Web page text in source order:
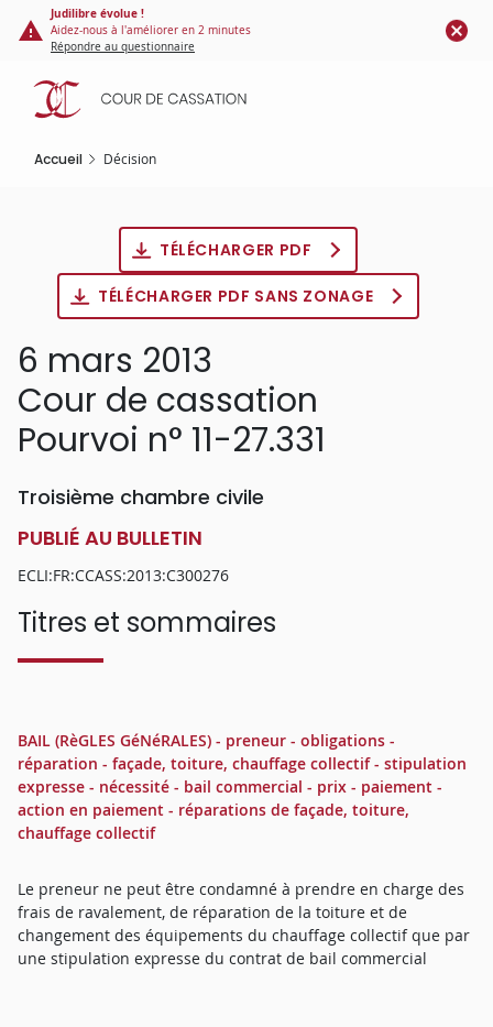
Panneau de gestion des cookies
contenu
principal
Judilibre évolue !
Aidez-nous à l'améliorer en 2 minutes
Répondre au questionnaire
Accueil Décision
TÉLÉCHARGER PDF
TÉLÉCHARGER PDF SANS ZONAGE
6 mars 2013
Cour de cassation
Pourvoi n° 11-27.331
Troisième chambre civile
PUBLIÉ AU BULLETIN
ECLI:FR:CCASS:2013:C300276
Titres et sommaires
BAIL (RèGLES GéNéRALES) - preneur - obligations -
réparation - façade, toiture, chauffage collectif - stipulation
expresse - nécessité - bail commercial - prix - paiement -
action en paiement - réparations de façade, toiture,
chauffage collectif
Le preneur ne peut être condamné à prendre en charge des
frais de ravalement, de réparation de la toiture et de
changement des équipements du chauffage collectif que par
une stipulation expresse du contrat de bail commercial